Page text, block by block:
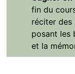
fin du
réciter des
posant les
et la